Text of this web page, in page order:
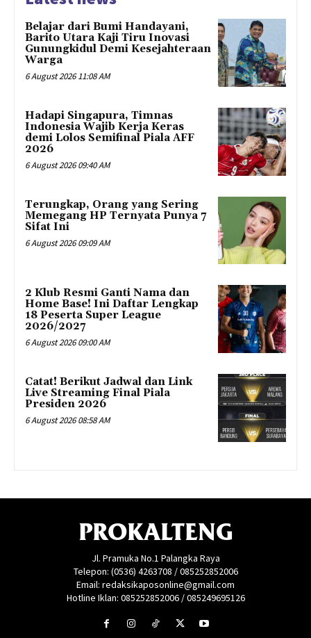
Belajar dari Bumi Handayani,
Barito Utara Kaji Tiru Inovasi
Gunungkidul Demi Kesejahteraan
Warga
6 August 2026 11:08 AM
Hadapi Singapura, Timnas
Indonesia Wajib Kerja Keras
demi Lolos Semifinal Piala AFF
2026
6 August 2026 09:40 AM
Terungkap, Orang yang Sering
Memegang HP Ternyata Punya 7
Sifat Ini
6 August 2026 09:09 AM
2 Klub Resmi Ganti Nama dan
Home Base! Ini Daftar Lengkap
18 Peserta Super League
2026/2027
6 August 2026 09:00 AM
Catat! Berikut Jadwal dan Link
Live Streaming Final Piala
Presiden 2026
6 August 2026 08:58 AM
PROKALTENG
Jl. Pramuka No.1 Palangka Raya
Telepon: (0536) 4263708 / 085252852006
Email: redaksikaposonline@gmail.com
Hotline Iklan: 085252852006 / 085249695126